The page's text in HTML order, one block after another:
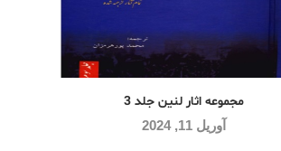
مجموعه اثار لنین جلد 3
آوریل 11, 2024